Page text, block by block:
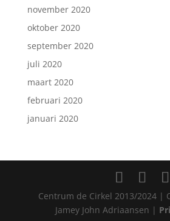
november 2020
oktober 2020
september 2020
juli 2020
maart 2020
februari 2020
januari 2020
Centrum de Cirkel 2013/2024 |
Jamey John Adriaansen |